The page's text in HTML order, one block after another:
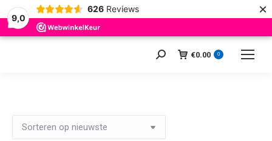
9,0
626 Reviews ×
Zoeken: €0.00 0